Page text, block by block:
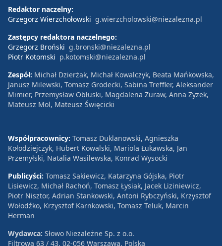
Redaktor naczelny:
Grzegorz Wierzchołowski g.wierzcholowski@niezalezna.pl
Zastępcy redaktora naczelnego:
Grzegorz Broński g.bronski@niezalezna.pl
Piotr Kotomski p.kotomski@niezalezna.pl
Zespół: Michał Dzierżak, Michał Kowalczyk, Beata Mańkowska,
Janusz Milewski, Tomasz Grodecki, Sabina Treffler, Aleksander
Mimier, Przemysław Obłuski, Magdalena Żuraw, Anna Zyzek,
Mateusz Mol, Mateusz Święcicki
Współpracownicy: Tomasz Duklanowski, Agnieszka
Kołodziejczyk, Hubert Kowalski, Mariola Łukawska, Jan
Przemyłski, Natalia Wasilewska, Konrad Wysocki
Publicyści: Tomasz Sakiewicz, Katarzyna Gójska, Piotr
Lisiewicz, Michał Rachoń, Tomasz Łysiak, Jacek Liziniewicz,
Piotr Nisztor, Adrian Stankowski, Antoni Rybczyński, Krzysztof
Wołodźko, Krzysztof Karnkowski, Tomasz Teluk, Marcin
Herman
Wydawca: Słowo Niezależne Sp. z o.o.
Filtrowa 63 / 43, 02-056 Warszawa, Polska